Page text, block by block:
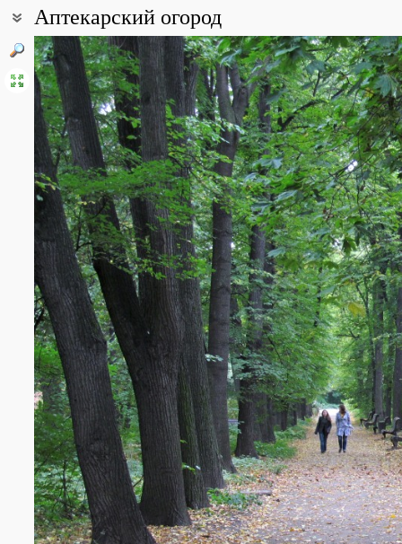
Аптекарский огород
Координаты:
55° 46′ 48″ с.ш., 37° 38′ 24″ в.д. (смотреть на картахGoogle,
Описание точки:
Филиал Ботани́ческого сада биологического факультета МГУ
сад в России. Сад основан в 1706 году на тогдашней
I. Из-под стен Кремля на это место был перенесён огород
появилось его название.
В саду сохранились отдельные черты планировки XVIII века,
выделяются ива белая, которая считается старейшим
посаженная, согласно преданиям, самим Петром I. Коллекции
второй половины XIX века частично пришли из Горенского
сада, созданного П. Демидовым на Воробьёвых горах (у
На территории ботанического сада есть старинный пруд на
деревянный мостик, оранжереи с тропическими и
лекарственных растений. В одном из прудов водятся карпы
очень разнообразное своими видами место. За 2014-15 гг
растительности Средней полосы России. В 2017 г открылся и
травянистых многолетников преимущественно природного
дальневосточной флоры.
На территории сада действует постоянная выставка
платный.
Все фотографии (21) Фото растений и лишайников(1148)